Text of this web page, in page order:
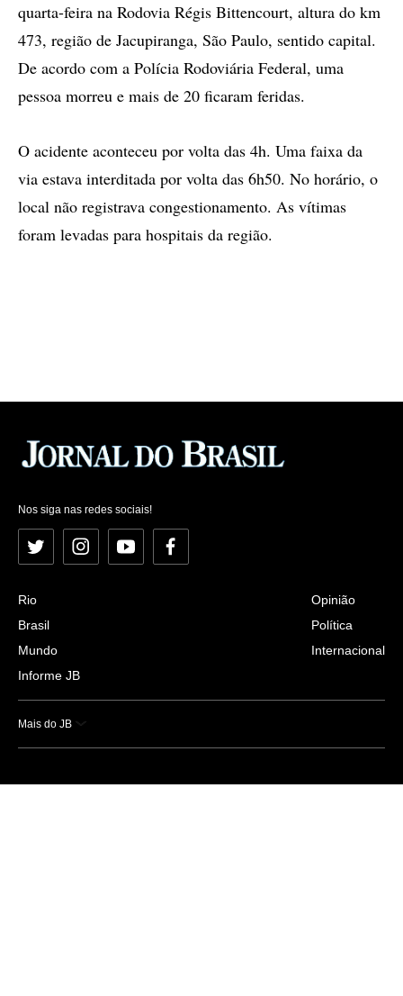
quarta-feira na Rodovia Régis Bittencourt, altura do km
473, região de Jacupiranga, São Paulo, sentido capital.
De acordo com a Polícia Rodoviária Federal, uma
pessoa morreu e mais de 20 ficaram feridas.
O acidente aconteceu por volta das 4h. Uma faixa da
via estava interditada por volta das 6h50. No horário, o
local não registrava congestionamento. As vítimas
foram levadas para hospitais da região.
Nos siga nas redes sociais!
Twitter InstagramYouTubeFacebook
Rio
Brasil
Mundo
Informe JB
Opinião
Política
Internacional
Mais do JB
Esportes